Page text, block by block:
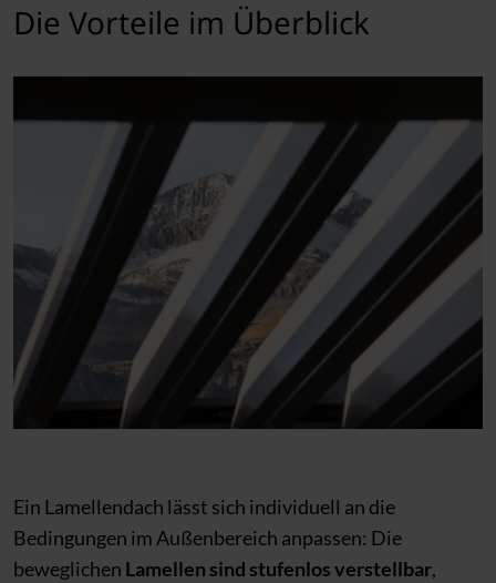
Die Vorteile im Überblick
Ein Lamellendach lässt sich individuell an die
Bedingungen im Außenbereich anpassen: Die
beweglichen Lamellen sind stufenlos verstellbar,